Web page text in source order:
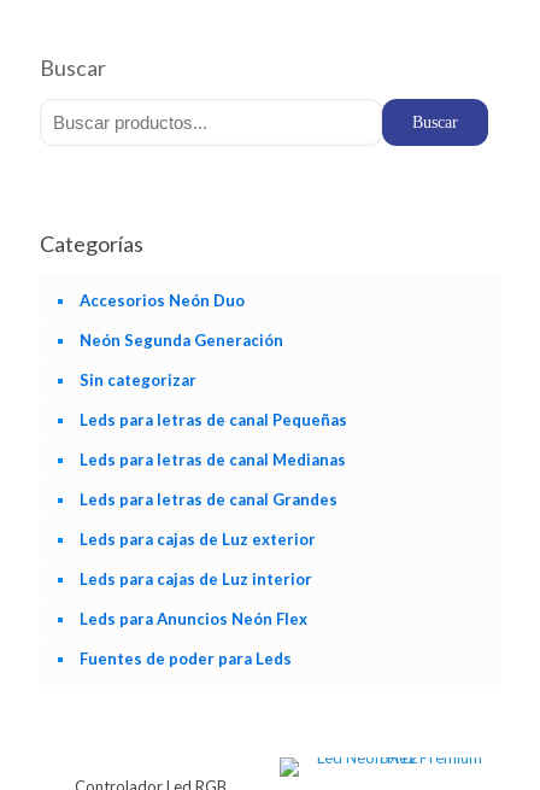
Buscar
Buscar
Categorías
Accesorios Neón Duo
Neón Segunda Generación
Sin categorizar
Leds para letras de canal Pequeñas
Leds para letras de canal Medianas
Leds para letras de canal Grandes
Leds para cajas de Luz exterior
Leds para cajas de Luz interior
Leds para Anuncios Neón Flex
Fuentes de poder para Leds